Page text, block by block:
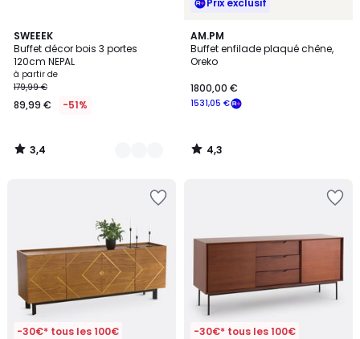
SWEEEK
Buffet décor bois 3 portes
120cm NEPAL
à partir de
179,99 €
89,99 € -51%
3,4
/ 5
2
Couleurs
3,4
/
Prix exclusif
AM.PM
Buffet enfilade plaqué chêne,
Oreko
1531,05 €
1800,00 €
4,3
/ 5
4,3
/
-30€* tous les 100€ -30€* tous les 100€